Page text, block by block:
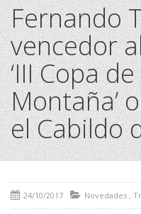
Fernando
vencedor
‘III Copa
Montaña’
el Cabildo
24/10/2017 Novedades ,